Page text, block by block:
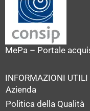
MePa – Portale
INFORMAZIONI UTILI
Azienda
Politica della Qualità